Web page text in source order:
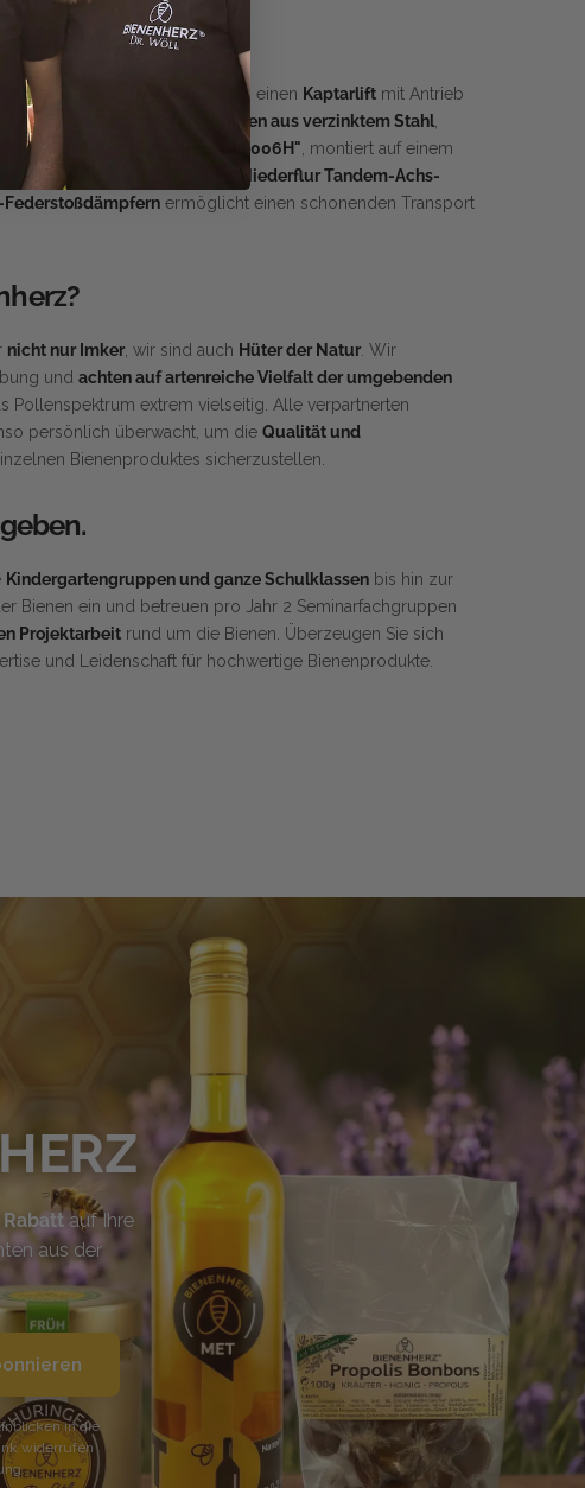
umfassen unter anderem einen Kaptarlift mit Antrieb
Beuten Ständer für 2 Beuten aus verzinktem Stahl
Bienenkran „Apijuneda AJ 2006H" , montiert auf einem
Niederflur Tandem-Achs-
ermöglicht einen schonenden Transport
nicht nur Imker , wir sind auch Hüter der Natur . Wir
und achten auf artenreiche Vielfalt der umgebenden
Pollenspektrum extrem vielseitig. Alle verpartnerten
persönlich überwacht, um die Qualität und
Bienenproduktes sicherzustellen.
Kindergartengruppen und ganze Schulklassen bis hin zur
Bienen ein und betreuen pro Jahr 2 Seminarfachgruppen
Projektarbeit rund um die Bienen. Überzeugen Sie sich
und Leidenschaft für hochwertige Bienenprodukte.
auf Ihre
aus der
in die
widerrufen